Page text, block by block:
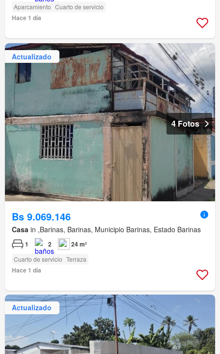
Aparcamiento Cuarto de servicio
Hace 1 día
Actualizado
4 Fotos
Bs 9.069.146
Casa in ,Barinas, Barinas, Municipio Barinas, Estado Barinas
1 2 24 m²
Cuarto de servicio Terraza
Hace 1 día
Actualizado